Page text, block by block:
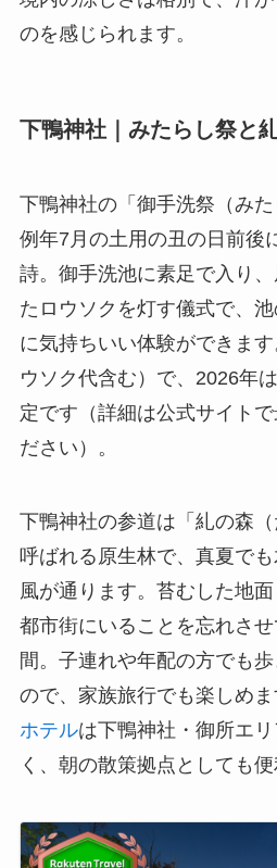
のを感じられます。
下鴨神社｜みたらし祭と
下鴨神社の「御手洗祭（みた
例年7月の土用の丑の日前後
詩。御手洗池に素足で入り
たロウソクを灯す儀式で、
に気持ちいい体験ができま
ウソク代含む）で、2026年
定です（詳細は公式サイト
ださい）。
下鴨神社の参道は「糺の森
呼ばれる原生林で、真夏で
風が通ります。苔むした地
都市街にいることを忘れさ
間。子連れや年配の方でも
ので、家族旅行でも楽しめま
ホテルは下鴨神社・御所エ
く、朝の散策拠点としても便